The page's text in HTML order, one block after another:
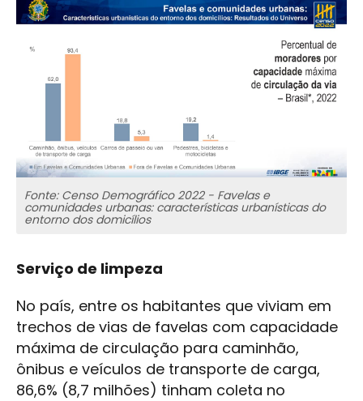
Fonte: Censo Demográfico 2022 - Favelas e
comunidades urbanas: características urbanísticas do
entorno dos domicílios
Serviço de limpeza
No país, entre os habitantes que viviam em
trechos de vias de favelas com capacidade
máxima de circulação para caminhão,
ônibus e veículos de transporte de carga,
86,6% (8,7 milhões) tinham coleta no